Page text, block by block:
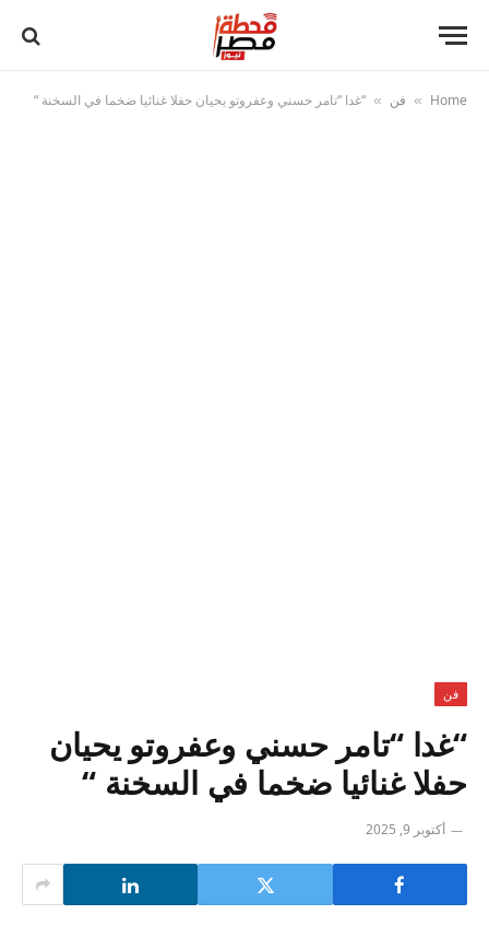
Home
» فن » “غدا “تامر حسني وعفروتو يحيان حفلا غنائيا ضخما في السخنة “
فن
“غدا “تامر حسني وعفروتو يحيان
حفلا غنائيا ضخما في السخنة “
أكتوبر 9, 2025